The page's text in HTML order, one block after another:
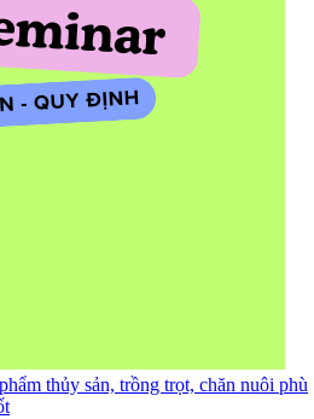
thủy sản, trồng trọt, chăn nuôi phù